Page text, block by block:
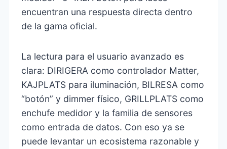
encuentran una respuesta directa dentro
de la gama oficial.
La lectura para el usuario avanzado es
clara: DIRIGERA como controlador Matter,
KAJPLATS para iluminación, BILRESA como
“botón” y dimmer físico, GRILLPLATS como
enchufe medidor y la familia de sensores
como entrada de datos. Con eso ya se
puede levantar un ecosistema razonable y